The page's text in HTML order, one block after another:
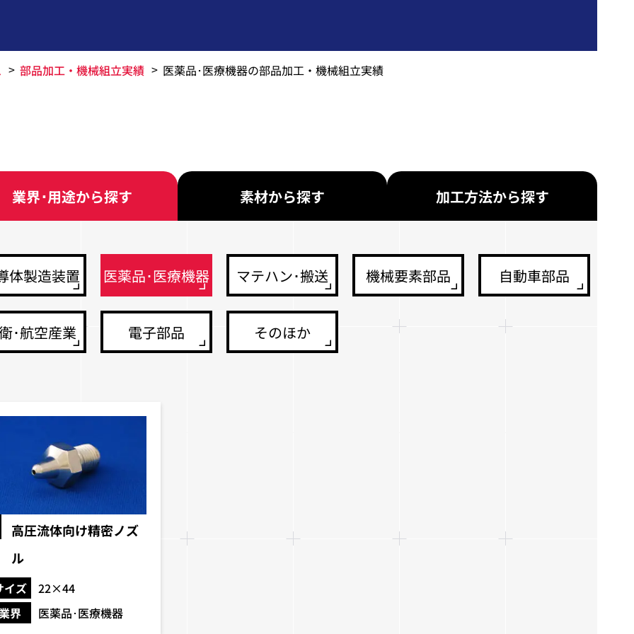
部品加工・機械組立実績 医薬品･医療機器の部品加工・機械組立実績
業界･用途から探す 素材から探す 加工方法から探す
体製造装置 医薬品･医療機器 マテハン･搬送 機械要素部品 自動車部品
･航空産業 電子部品 そのほか
高圧流体向け精密ノズ
ル
イズ
22×44
界
医薬品･医療機器